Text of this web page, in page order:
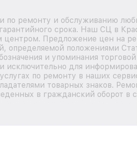
по ремонту и обслуживанию
срока. Наш СЦ в
центром. Предложение цен на
определяемой положениями
и упоминания
исключительно для
по ремонту в наших
товарных знаков.
в гражданский оборот в